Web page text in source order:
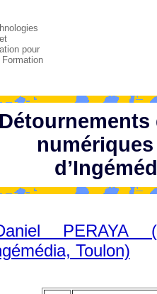
pour
Formation
PERAYA
Toulon)